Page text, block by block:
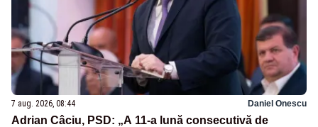
7 aug. 2026, 08:44 Daniel Onescu
Adrian Câciu, PSD: „A 11-a lună consecutivă de